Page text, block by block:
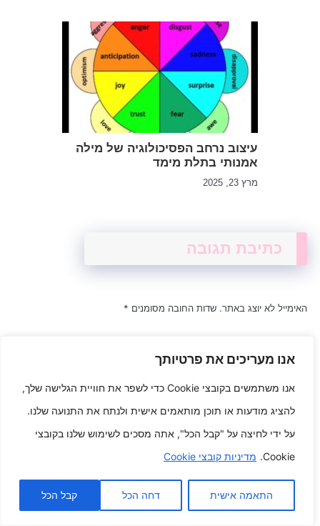
אנו מעריכים את פרטיותך
אנו משתמשים בקובצי Cookie כדי לשפר את חוויית הגלישה שלך,
להציג מודעות או תוכן מותאמים אישית ולנתח את התנועה שלנו.
על ידי לחיצה על "קבל הכל", אתה מסכים לשימוש שלנו בקובצי
Cookie. מדיניות קובצי Cookie
התאמה אישית דחה הכל קבל הכל
עיצוב נרחב הפסיכולוגיה של מילה
אמנותי בתלת מימד
מרץ 23, 2025
כתיבת תגובה
האימייל לא יוצג באתר. שדות החובה מסומנים *
שם*